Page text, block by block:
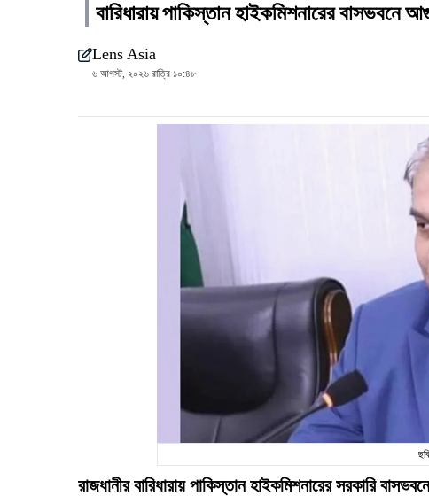
বারিধারায় পাকিস্তান হাইকমিশনারের বাসভবনে
Lens Asia
৬ আগস্ট, ২০২৬ রাত্রি ১০:৪৮
রাজধানীর বারিধারায় পাকিস্তান হাইকমিশনারের সরকারি